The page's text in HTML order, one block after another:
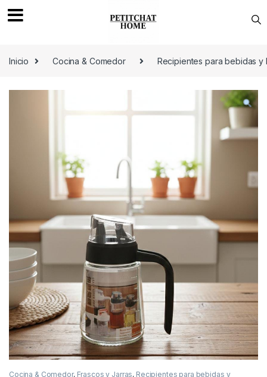
Inicio
Cocina & Comedor Recipientes para bebidas y
Cocina & Comedor, Frascos y Jarras, Recipientes para bebidas y